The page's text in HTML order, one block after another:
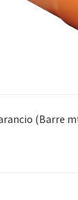
(Barre